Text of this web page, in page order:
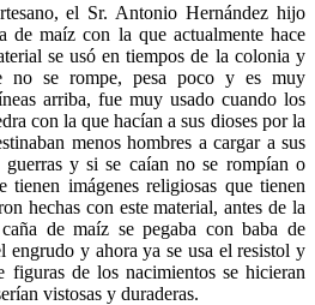
el Sr. Antonio Hernández hijo
de maíz con la que actualmente hace
se usó en tiempos de la colonia y
no se rompe, pesa poco y es muy
arriba, fue muy usado cuando los
con la que hacían a sus dioses por la
menos hombres a cargar a sus
y si se caían no se rompían o
tienen imágenes religiosas que tienen
hechas con este material, antes de la
de maíz se pegaba con baba de
engrudo y ahora ya se usa el resistol y
figuras de los nacimientos se hicieran
vistosas y duraderas.